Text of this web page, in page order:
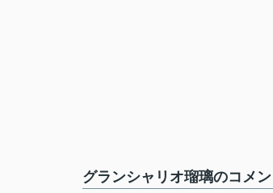
グランシャリオ瑠璃のコメ